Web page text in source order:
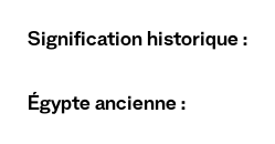
Signification historique :
Égypte ancienne :